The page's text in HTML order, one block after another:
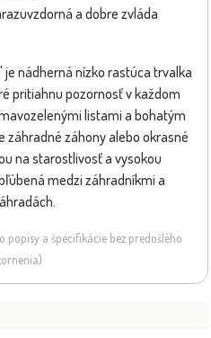
a dobre zvláda
nádherná nízko rastúca trvalka
pritiahnu pozornosť v každom
listami a bohatým
záhony alebo okrasné
na starostlivosť a vysokou
medzi záhradníkmi a
a špecifikácie bez predošlého